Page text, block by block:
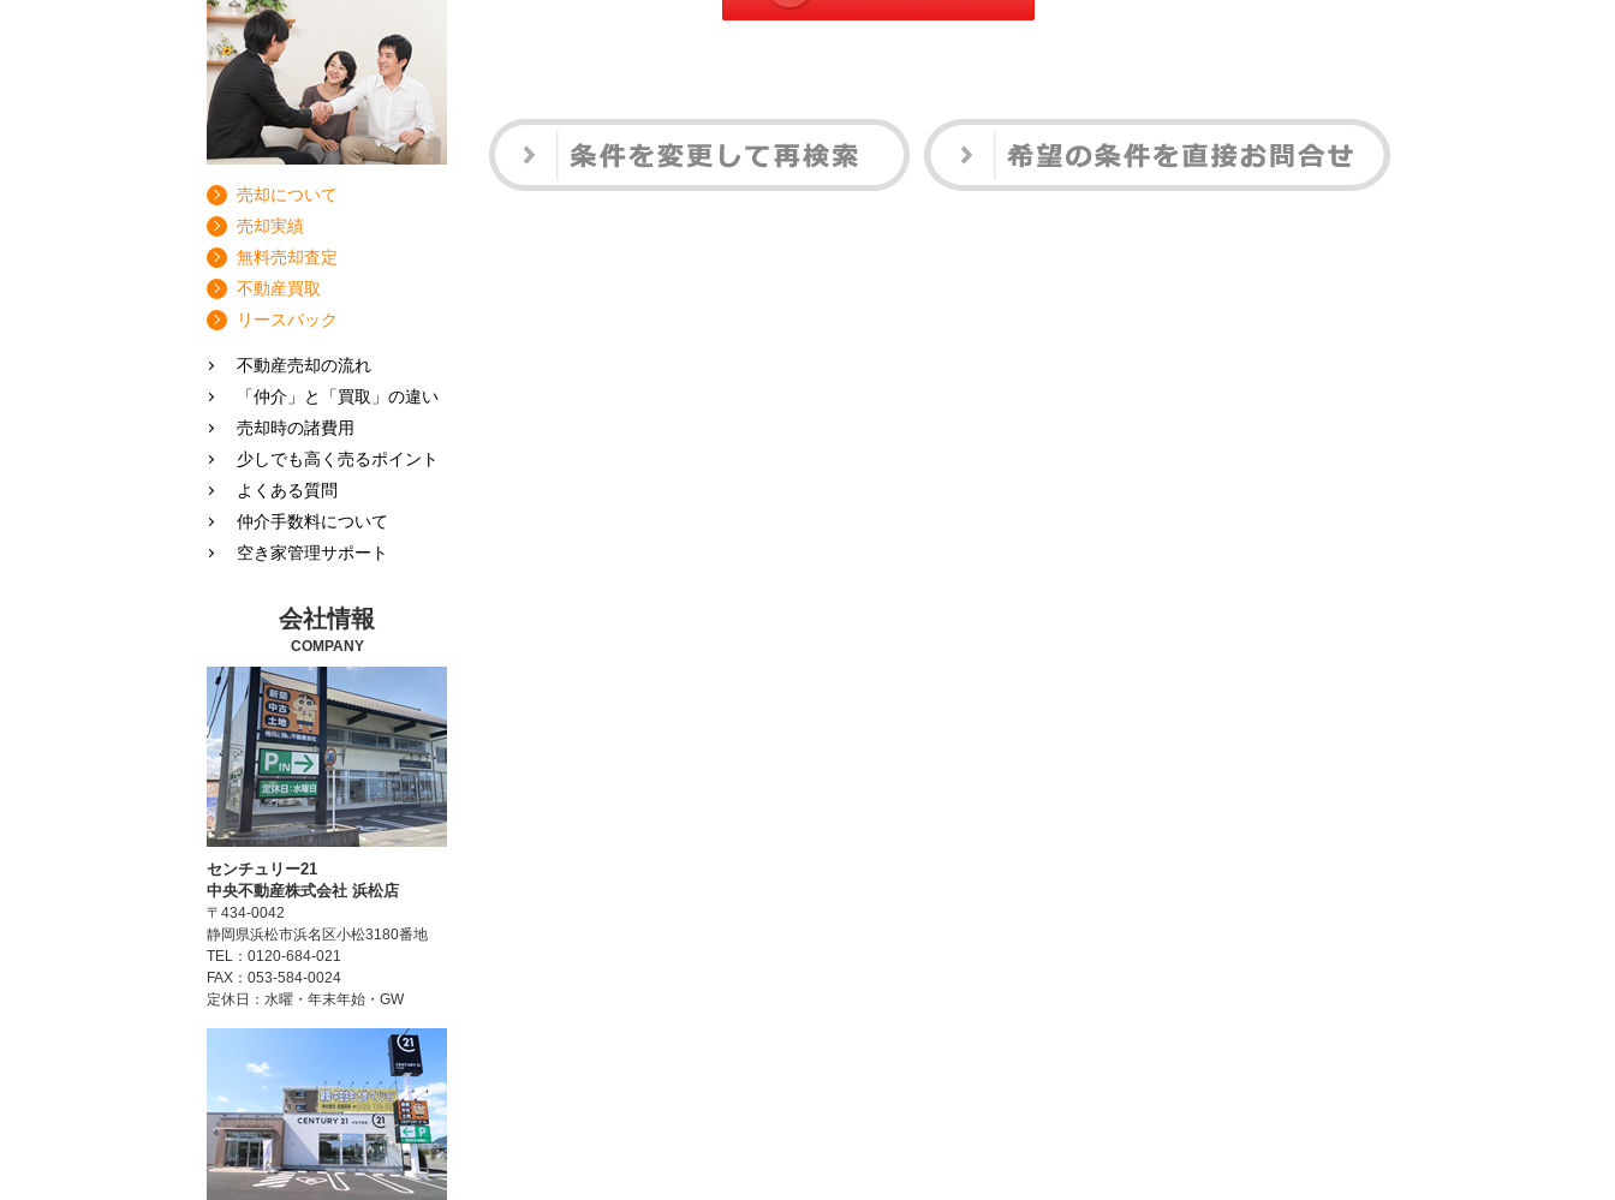
売却について
売却実績
無料売却査定
不動産買取
リースバック
不動産売却の流れ
「仲介」と「買取」の違い
売却時の諸費用
少しでも高く売るポイント
よくある質問
仲介手数料について
空き家管理サポート
会社情報
COMPANY
センチュリー21
中央不動産株式会社 浜松店
〒434-0042
静岡県浜松市浜名区小松3180番地
TEL：0120-684-021
FAX：053-584-0024
定休日：水曜・年末年始・GW